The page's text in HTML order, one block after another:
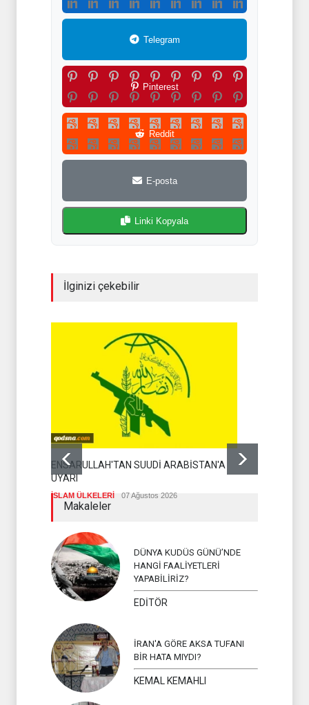
Telegram
Pinterest
Reddit
E-posta
Linki Kopyala
İlginizi çekebilir
ENSARULLAH'TAN SUUDİ ARABİSTAN'A
UYARI
İSLAM ÜLKELERİ 07 Ağustos 2026
Makaleler
DÜNYA KUDÜS GÜNÜ’NDE
HANGİ FAALİYETLERİ
YAPABİLİRİZ?
EDİTÖR
İRAN'A GÖRE AKSA TUFANI
BİR HATA MIYDI?
KEMAL KEMAHLI